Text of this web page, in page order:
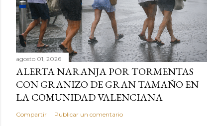
agosto 01, 2026
ALERTA NARANJA POR TORMENTAS
CON GRANIZO DE GRAN TAMAÑO EN
LA COMUNIDAD VALENCIANA
Compartir Publicar un comentario